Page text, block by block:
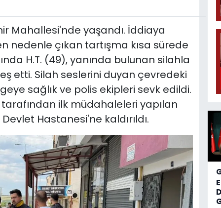
Mahallesi'nde yaşandı. İddiaya
nedenle çıkan tartışma kısa sürede
H.T. (49), yanında bulunan silahla
etti. Silah seslerini duyan çevredeki
sağlık ve polis ekipleri sevk edildi.
ilk müdahaleleri yapılan
Hastanesi'ne kaldırıldı.